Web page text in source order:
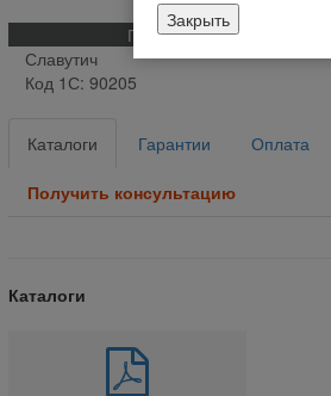
Применяемость и
Славутич
Код 1С: 90205
Каталоги Гарантии Оплата
Получить консультацию
Каталоги
Закрыть